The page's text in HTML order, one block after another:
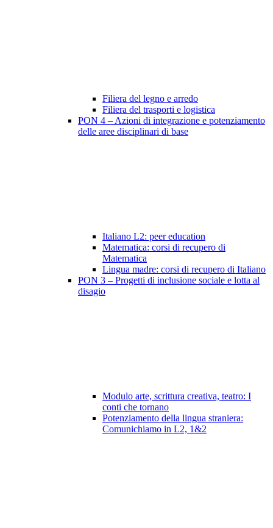
Filiera del legno e arredo
Filiera del trasporti e logistica
PON 4 – Azioni di integrazione e potenziamento
delle aree disciplinari di base
Italiano L2: peer education
Matematica: corsi di recupero di
Matematica
Lingua madre: corsi di recupero di Italiano
PON 3 – Progetti di inclusione sociale e lotta al
disagio
Modulo arte, scrittura creativa, teatro: I
conti che tornano
Potenziamento della lingua straniera:
Comunichiamo in L2, 1&2